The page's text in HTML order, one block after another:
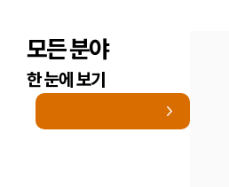
모든 분야
한 눈에 보기